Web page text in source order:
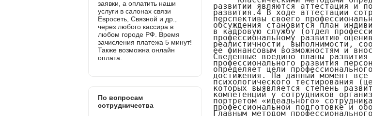
заявки, а оплатить наши
услуги в салонах связи
Евросеть, Связной и др.,
через любого кассира в
любом городе РФ. Время
зачисления платежа 5 минут!
Также возможна онлайн
оплата.
По вопросам
сотрудничества